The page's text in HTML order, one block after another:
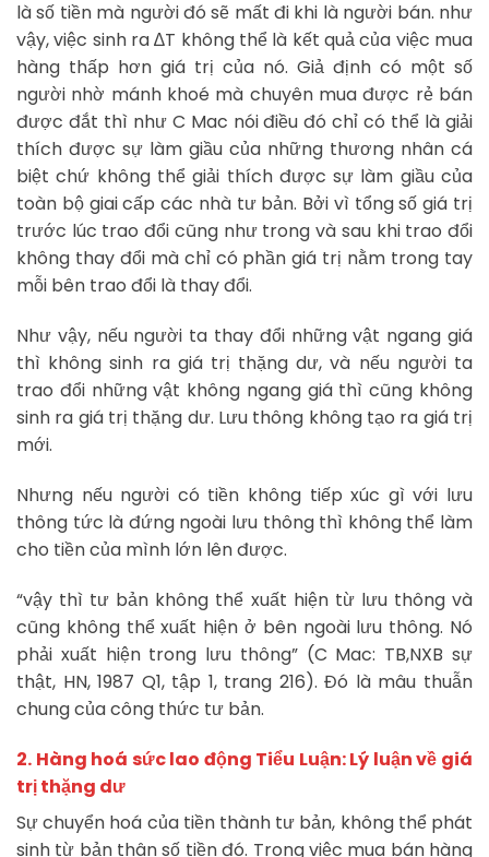
là số tiền mà người đó sẽ mất đi khi là người bán. như
vậy, việc sinh ra ∆T không thể là kết quả của việc mua
hàng thấp hơn giá trị của nó. Giả định có một số
người nhờ mánh khoé mà chuyên mua được rẻ bán
được đắt thì như C Mac nói điều đó chỉ có thể là giải
thích được sự làm giầu của những thương nhân cá
biệt chứ không thể giải thích được sự làm giầu của
toàn bộ giai cấp các nhà tư bản. Bởi vì tổng số giá trị
trước lúc trao đổi cũng như trong và sau khi trao đổi
không thay đổi mà chỉ có phần giá trị nằm trong tay
mỗi bên trao đổi là thay đổi.
Như vậy, nếu người ta thay đổi những vật ngang giá
thì không sinh ra giá trị thặng dư, và nếu người ta
trao đổi những vật không ngang giá thì cũng không
sinh ra giá trị thặng dư. Lưu thông không tạo ra giá trị
mới.
Nhưng nếu người có tiền không tiếp xúc gì với lưu
thông tức là đứng ngoài lưu thông thì không thể làm
cho tiền của mình lớn lên được.
“vậy thì tư bản không thể xuất hiện từ lưu thông và
cũng không thể xuất hiện ở bên ngoài lưu thông. Nó
phải xuất hiện trong lưu thông” (C Mac: TB,NXB sự
thật, HN, 1987 Q1, tập 1, trang 216). Đó là mâu thuẫn
chung của công thức tư bản.
2. Hàng hoá sức lao động Tiểu Luận: Lý luận về giá
trị thặng dư
Sự chuyển hoá của tiền thành tư bản, không thể phát
sinh từ bản thân số tiền đó. Trong việc mua bán hàng